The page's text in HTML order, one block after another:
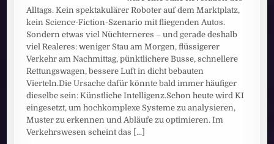
Alltags. Kein spektakulärer Roboter auf dem Marktplatz,
kein Science-Fiction-Szenario mit fliegenden Autos.
Sondern etwas viel Nüchterneres – und gerade deshalb
viel Realeres: weniger Stau am Morgen, flüssigerer
Verkehr am Nachmittag, pünktlichere Busse, schnellere
Rettungswagen, bessere Luft in dicht bebauten
Vierteln.Die Ursache dafür könnte bald immer häufiger
dieselbe sein: Künstliche Intelligenz.Schon heute wird KI
eingesetzt, um hochkomplexe Systeme zu analysieren,
Muster zu erkennen und Abläufe zu optimieren. Im
Verkehrswesen scheint das [...]